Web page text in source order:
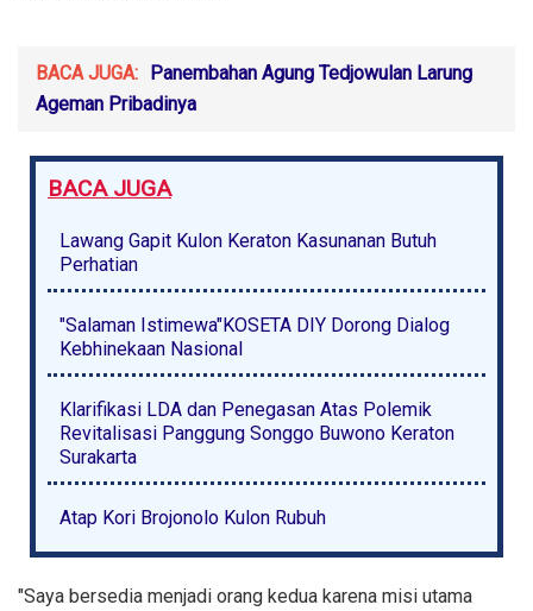
BACA JUGA: Panembahan Agung Tedjowulan Larung
Ageman Pribadinya
BACA JUGA
Lawang Gapit Kulon Keraton Kasunanan Butuh
Perhatian
"Salaman Istimewa"KOSETA DIY Dorong Dialog
Kebhinekaan Nasional
Klarifikasi LDA dan Penegasan Atas Polemik
Revitalisasi Panggung Songgo Buwono Keraton
Surakarta
Atap Kori Brojonolo Kulon Rubuh
"Saya bersedia menjadi orang kedua karena misi utama